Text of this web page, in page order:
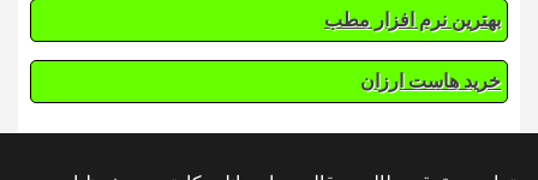
بهترین نرم افزار مطب
خرید هاست ارزان